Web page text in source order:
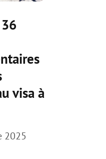
visa à
2025